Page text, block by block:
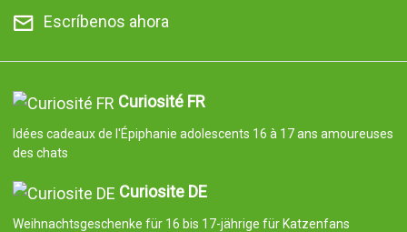
Escríbenos ahora
Curiosité FR
Idées cadeaux de l'Épiphanie adolescents 16 à 17 ans amoureuses
des chats
Curiosite DE
Weihnachtsgeschenke für 16 bis 17-jährige für Katzenfans